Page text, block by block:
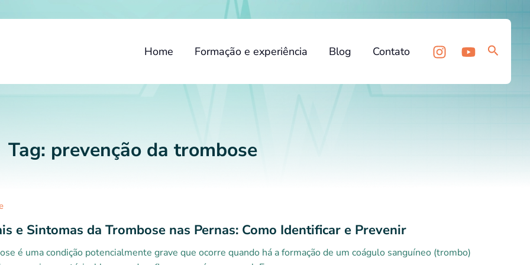
Home Formação e experiência Blog Contato
Tag: prevenção da trombose
e Sintomas da Trombose nas Pernas: Como Identificar e Prevenir
é uma condição potencialmente grave que ocorre quando há a formação de um coágulo sanguíneo (trombo)